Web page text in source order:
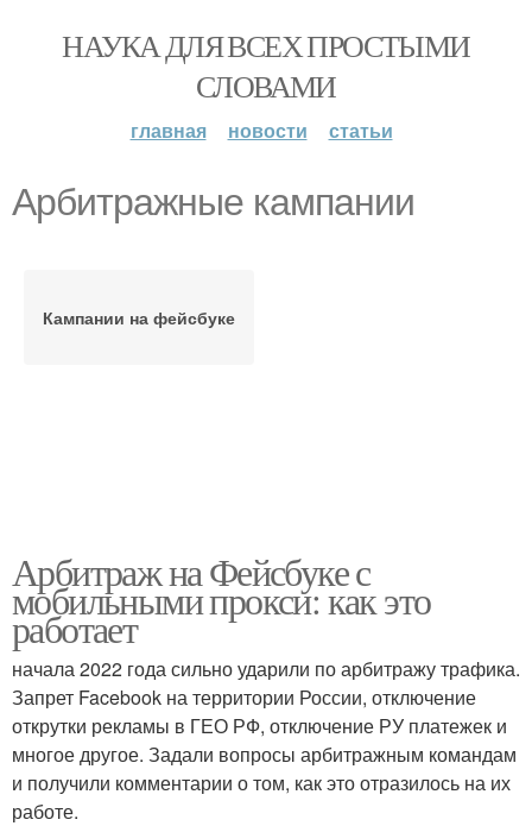
НАУКА ДЛЯ ВСЕХ ПРОСТЫМИ
СЛОВАМИ
главная новости статьи
Арбитражные кампании
Кампании на фейсбуке
Арбитраж на Фейсбуке с
мобильными прокси: как это
работает
начала 2022 года сильно ударили по арбитражу трафика.
Запрет Facebook на территории России, отключение
открутки рекламы в ГЕО РФ, отключение РУ платежек и
многое другое. Задали вопросы арбитражным командам
и получили комментарии о том, как это отразилось на их
работе.